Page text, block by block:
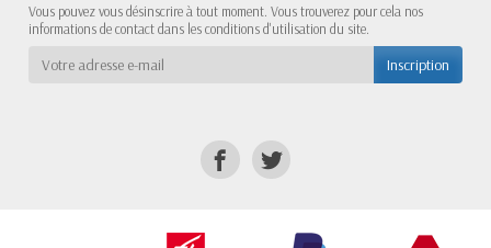
Vous pouvez vous désinscrire à tout moment. Vous trouverez pour cela nos
informations de contact dans les conditions d'utilisation du site.
Inscription